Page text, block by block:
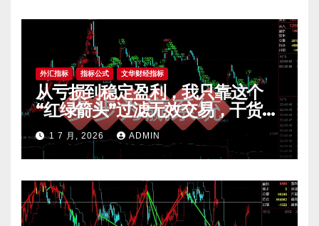
外汇指标 指标公式 文华财经指标
从亏损到稳定盈利，我只靠这个
“红绿箭头”过滤无效交易，干货全
公开 mt4指标
1 7 月, 2026 ADMIN